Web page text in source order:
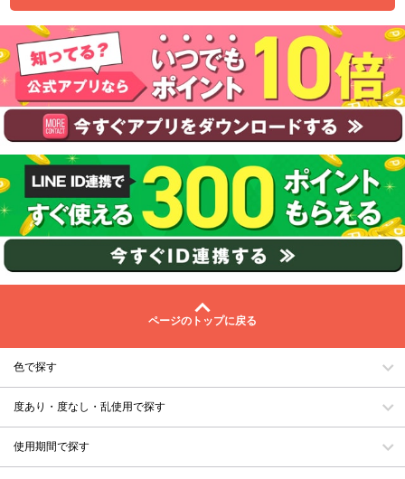
ページのトップに戻る
色で探す
度あり・度なし・乱使用で探す
使用期間で探す